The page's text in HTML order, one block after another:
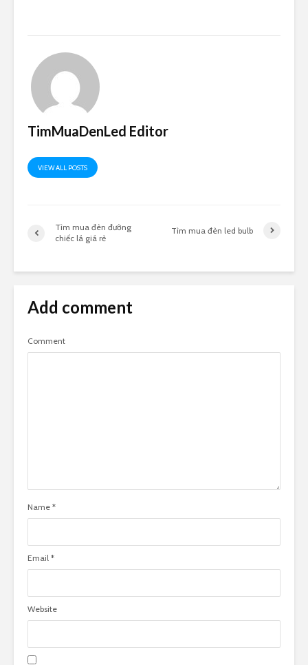
TimMuaDenLed Editor
VIEW ALL POSTS
Tìm mua đèn đường
chiếc lá giá rẻ
Tìm mua đèn led bulb
Add comment
Comment
Name *
Email *
Website